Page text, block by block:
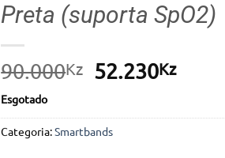
Preta (suporta SpO2)
90.000Kz O
original
era:
52.230KzO
atual
Esgotado
Categoria:Smartbands